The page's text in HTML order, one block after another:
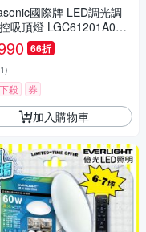
國際牌 LED調光調
吸頂燈 LGC61201A09
42.5W66折
1)
殺 券
加入購物車